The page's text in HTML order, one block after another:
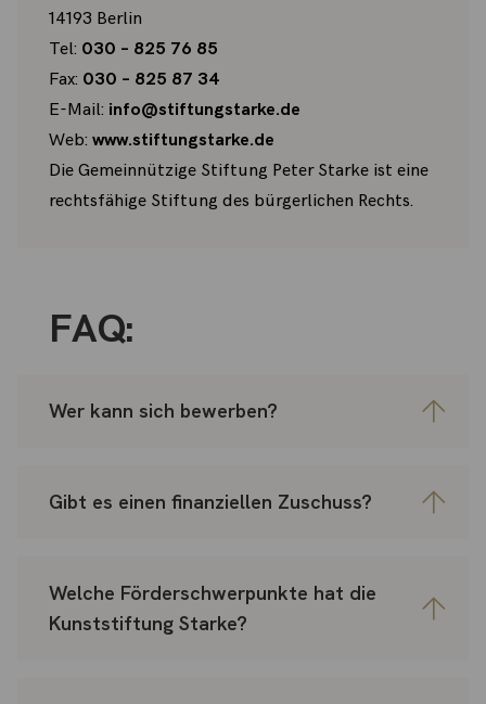
14193 Berlin
Tel: 030 – 825 76 85
Fax: 030 – 825 87 34
E-Mail: info@stiftungstarke.de
Web:www.stiftungstarke.de
Die Gemeinnützige Stiftung Peter Starke ist eine
rechtsfähige Stiftung des bürgerlichen Rechts.
FAQ:
Wer kann sich bewerben?
Gibt es einen finanziellen Zuschuss?
Welche Förderschwerpunkte hat die
Kunststiftung Starke?